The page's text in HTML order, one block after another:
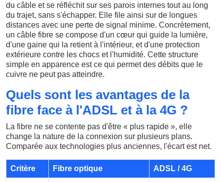
du câble et se réfléchit sur ses parois internes tout au long
du trajet, sans s'échapper. Elle file ainsi sur de longues
distances avec une perte de signal minime. Concrètement,
un câble fibre se compose d'un cœur qui guide la lumière,
d'une gaine qui la retient à l'intérieur, et d'une protection
extérieure contre les chocs et l'humidité. Cette structure
simple en apparence est ce qui permet des débits que le
cuivre ne peut pas atteindre.
Quels sont les avantages de la
fibre face à l'ADSL et à la 4G ?
La fibre ne se contente pas d'être « plus rapide », elle
change la nature de la connexion sur plusieurs plans.
Comparée aux technologies plus anciennes, l'écart est net.
Critère Fibre optique ADSL / 4G